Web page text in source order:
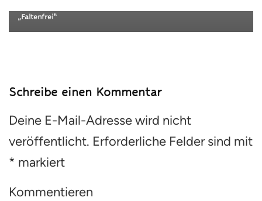
„Faltenfrei“
Schreibe einen Kommentar
Deine E-Mail-Adresse wird nicht
veröffentlicht. Erforderliche Felder sind mit
* markiert
Kommentieren